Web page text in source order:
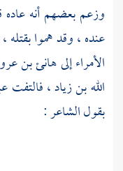
وزعم بعضهم أنه
عنده ، وقد هموا
الأمراء إلىهانئ بن
الله بن زياد، فالتفت
بقول الشاعر :